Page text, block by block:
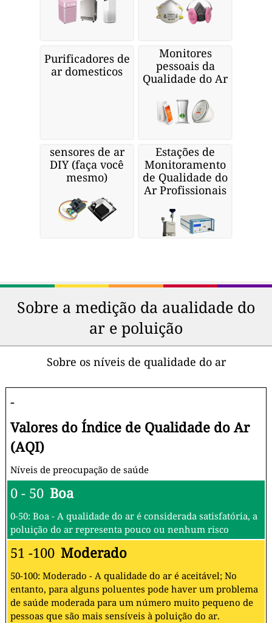
Purificadores de
ar domesticos
Monitores
pessoais da
Qualidade do Ar
sensores de ar
DIY (faça você
mesmo)
Estações de
Monitoramento
de Qualidade do
Ar Profissionais
Sobre a medição da aualidade do
ar e poluição
Sobre os níveis de qualidade do ar
-
Valores do Índice de Qualidade do Ar
(AQI)
Níveis de preocupação de saúde
0 - 50 Boa
0-50: Boa - A qualidade do ar é considerada satisfatória, a
poluição do ar representa pouco ou nenhum risco
51 -100 Moderado
50-100: Moderado - A qualidade do ar é aceitável; No
entanto, para alguns poluentes pode haver um problema
de saúde moderada para um número muito pequeno de
pessoas que são mais sensíveis à poluição do ar.